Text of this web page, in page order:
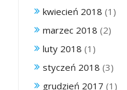
kwiecień 2018 (1)
marzec 2018 (2)
luty 2018 (1)
styczeń 2018 (3)
grudzień 2017 (1)